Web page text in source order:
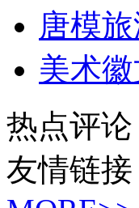
唐模
美术
热点评论
友情链接